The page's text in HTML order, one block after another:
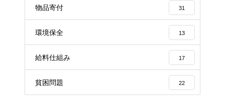
物品寄付 31
環境保全 13
給料仕組み 17
貧困問題 22